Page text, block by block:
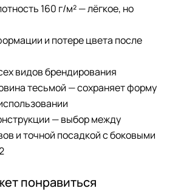
160 г/м² — лёгкое, но
и потере цвета после
видов брендирования
тесьмой — сохраняет форму
— выбор между
и точной посадкой с боковыми
понравиться